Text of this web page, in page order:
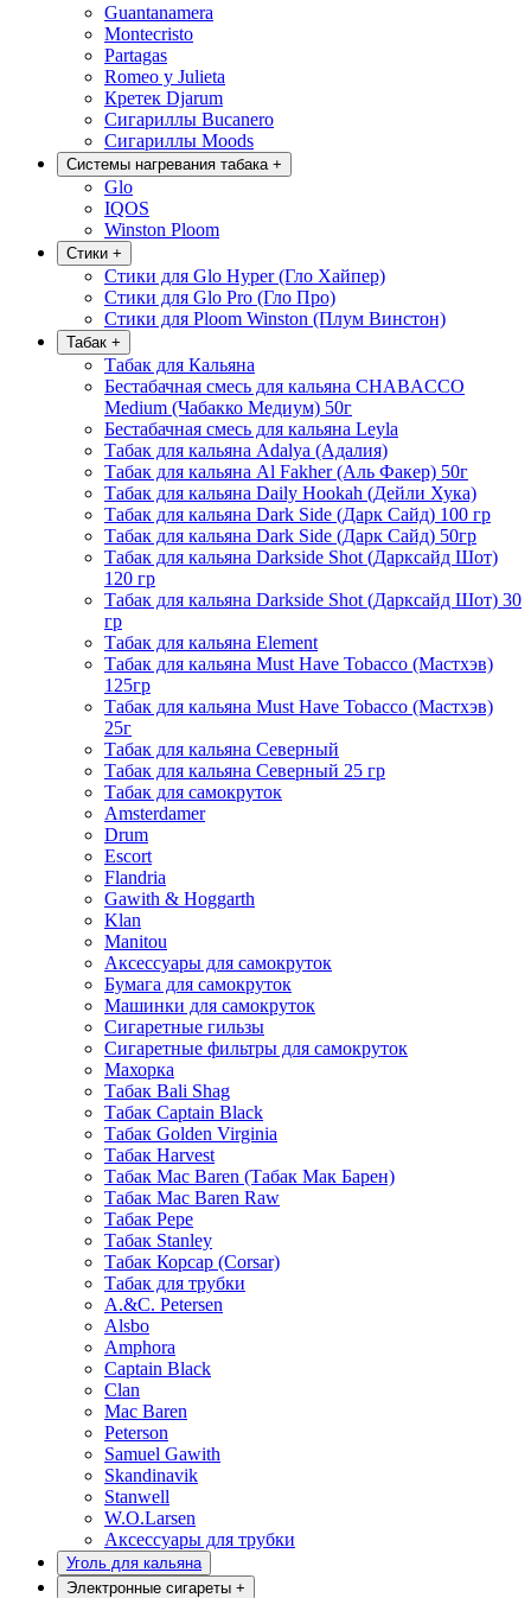
Guantanamera
Montecristo
Partagas
Romeo y Julieta
Кретек Djarum
Сигариллы Bucanero
Сигариллы Moods
Системы нагревания табака +
Glo
IQOS
Winston Ploom
Стики +
Стики для Glo Hyper (Гло Хайпер)
Стики для Glo Pro (Гло Про)
Стики для Ploom Winston (Плум Винстон)
Табак +
Табак для Кальяна
Бестабачная смесь для кальяна CHABACCO
Medium (Чабакко Медиум) 50г
Бестабачная смесь для кальяна Leyla
Табак для кальяна Adalya (Адалия)
Табак для кальяна Al Fakher (Аль Факер) 50г
Табак для кальяна Daily Hookah (Дейли Хука)
Табак для кальяна Dark Side (Дарк Сайд) 100 гр
Табак для кальяна Dark Side (Дарк Сайд) 50гр
Табак для кальяна Darkside Shot (Дарксайд Шот)
120 гр
Табак для кальяна Darkside Shot (Дарксайд Шот) 30
гр
Табак для кальяна Element
Табак для кальяна Must Have Tobacco (Мастхэв)
125гр
Табак для кальяна Must Have Tobacco (Мастхэв)
25г
Табак для кальяна Северный
Табак для кальяна Северный 25 гр
Табак для самокруток
Amsterdamer
Drum
Escort
Flandria
Gawith & Hoggarth
Klan
Manitou
Аксессуары для самокруток
Бумага для самокруток
Машинки для самокруток
Сигаретные гильзы
Сигаретные фильтры для самокруток
Махорка
Табак Bali Shag
Табак Captain Black
Табак Golden Virginia
Табак Harvest
Табак Mac Baren (Табак Мак Барен)
Табак Mac Baren Raw
Табак Pepe
Табак Stanley
Табак Корсар (Corsar)
Табак для трубки
A.&C. Petersen
Alsbo
Amphora
Captain Black
Clan
Mac Baren
Peterson
Samuel Gawith
Skandinavik
Stanwell
W.O.Larsen
Аксессуары для трубки
Уголь для кальяна
Электронные сигареты +